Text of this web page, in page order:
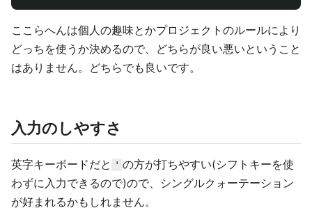
ここらへんは個人の趣味とかプロジェクトのルールにより
どっちを使うか決めるので、どちらが良い悪いということ
はありません。どちらでも良いです。
入力のしやすさ
英字キーボードだと ' の方が打ちやすい(シフトキーを使
わずに入力できるので)ので、シングルクォーテーション
が好まれるかもしれません。